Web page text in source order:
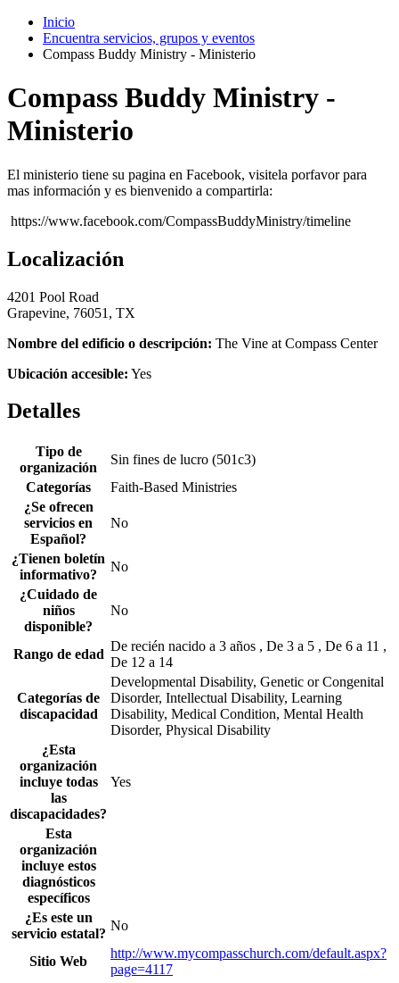
Inicio
Encuentra servicios, grupos y eventos
Compass Buddy Ministry - Ministerio
Compass Buddy Ministry -
Ministerio
El ministerio tiene su pagina en Facebook, visitela porfavor para
mas información y es bienvenido a compartirla:
https://www.facebook.com/CompassBuddyMinistry/timeline
Localización
4201 Pool Road
Grapevine, 76051, TX
Nombre del edificio o descripción: The Vine at Compass Center
Ubicación accesible: Yes
Detalles
Tipo de
organización
Sin fines de lucro (501c3)
Categorías
Faith-Based Ministries
¿Se ofrecen
servicios en
Español?
No
¿Tienen boletín
informativo?
No
¿Cuidado de
niños
disponible?
No
Rango de edad
De recién nacido a 3 años , De 3 a 5 , De 6 a 11 ,
De 12 a 14
Categorías de
discapacidad
Developmental Disability, Genetic or Congenital
Disorder, Intellectual Disability, Learning
Disability, Medical Condition, Mental Health
Disorder, Physical Disability
¿Esta
organización
incluye todas
las
discapacidades?
Yes
Esta
organización
incluye estos
diagnósticos
específicos
¿Es este un
servicio estatal?
No
Sitio Web
http://www.mycompasschurch.com/default.aspx?
page=4117